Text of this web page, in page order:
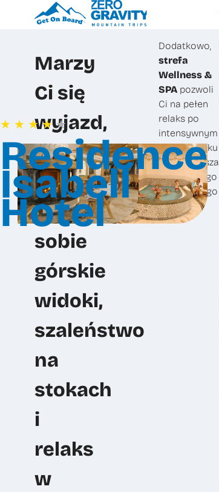
★ ★ ★★★
Residence
Isabell
Hotel
Marzy
Ci się
wyjazd,
który
łączy
w
sobie
górskie
widoki,
szaleństwo
na
stokach
i
relaks
w
Dodatkowo,
strefa
Wellness &
SPA pozwoli
Ci na pełen
relaks po
intensywnym
dniu na stoku
– to najlepsza
reklama tego
wyjątkowego
miejsca.